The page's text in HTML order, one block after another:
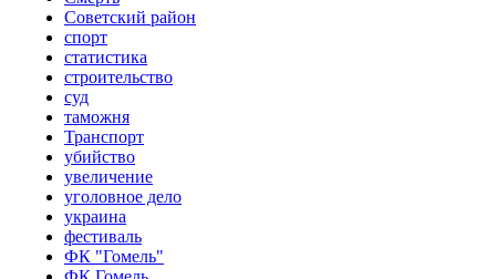
Советский район
спорт
статистика
строительство
суд
таможня
Транспорт
убийство
увеличение
уголовное дело
украина
фестиваль
ФК "Гомель"